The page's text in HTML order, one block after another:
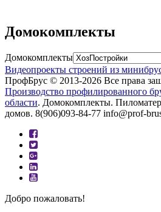
Домокомплекты
Домокомплекты
Видеопроекты строений из
ПрофБрус © 2013-2026 Все права
Производство профилированного
области. Домокомплекты.
домов. 8(906)093-84-77 info@prof-
Добро пожаловать!